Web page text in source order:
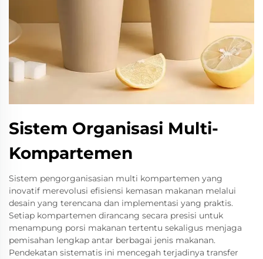
Sistem Organisasi Multi-
Kompartemen
Sistem pengorganisasian multi kompartemen yang
inovatif merevolusi efisiensi kemasan makanan melalui
desain yang terencana dan implementasi yang praktis.
Setiap kompartemen dirancang secara presisi untuk
menampung porsi makanan tertentu sekaligus menjaga
pemisahan lengkap antar berbagai jenis makanan.
Pendekatan sistematis ini mencegah terjadinya transfer